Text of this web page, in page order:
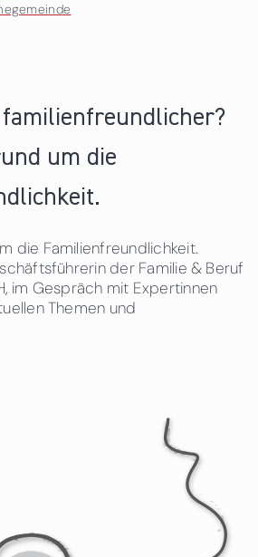
familienfreundlicher?
um die
die Familienfreundlichkeit.
der Familie & Beruf
im Gespräch mit Expertinnen
Themen und